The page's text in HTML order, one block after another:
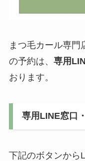
まつ毛カール専
の予約は、 専用
おります。
専用LINE窓口
下記のボタンから